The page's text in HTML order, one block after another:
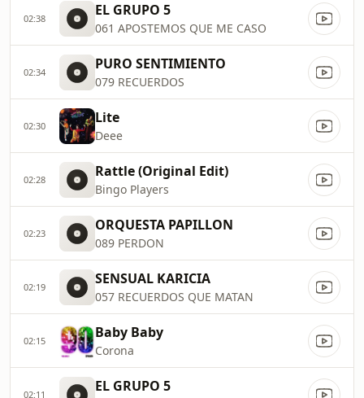
02:38 EL GRUPO 5
061 APOSTEMOS QUE ME CASO
02:34 PURO SENTIMIENTO
079 RECUERDOS
02:30 Lite
Deee
02:28 Rattle (Original Edit)
Bingo Players
02:23 ORQUESTA PAPILLON
089 PERDON
02:19 SENSUAL KARICIA
057 RECUERDOS QUE MATAN
02:15 Baby Baby
Corona
02:11 EL GRUPO 5